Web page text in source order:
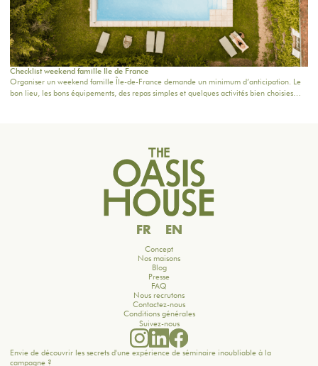
Checklist weekend famille Ile de France
Organiser un weekend famille Île-de-France demande un minimum d’anticipation. Le
bon lieu, les bons équipements, des repas simples et quelques activités bien choisies
FR EN
Concept
Nos maisons
Blog
Presse
FAQ
Nous recrutons
Contactez-nous
Conditions générales
Suivez-nous
Envie de découvrir les secrets d'une expérience de séminaire inoubliable à la
campagne ?